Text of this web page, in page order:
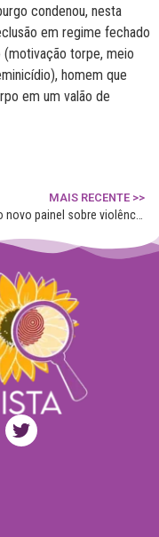
condenou, nesta
em regime fechado
torpe, meio
homem que
em um valão de
MAIS RECENTE >>
Lançado novo painel sobre violência contra a mulher